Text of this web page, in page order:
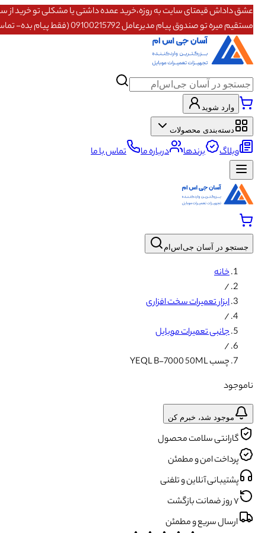
مستقیم میره تو صندوق پیام مدیرعامل 09100215792 (فقط پیام بده- تماس پاسخگو نیستم)
وارد شوید
دسته‌بندی محصولات
وبلاگ برندها درباره ما تماس با ما
جستجو در آسان جی‌اس‌ام
خانه
/
ابزار تعمیرات سخت افزاری
/
جانبی تعمیرات موبایل
/
چسب YEQL B-7000 50ML
ناموجود
موجود شد، خبرم کن
گارانتی سلامت محصول
پرداخت امن و مطمئن
پشتیبانی آنلاین و تلفنی
۷ روز ضمانت بازگشت
ارسال سریع و مطمئن